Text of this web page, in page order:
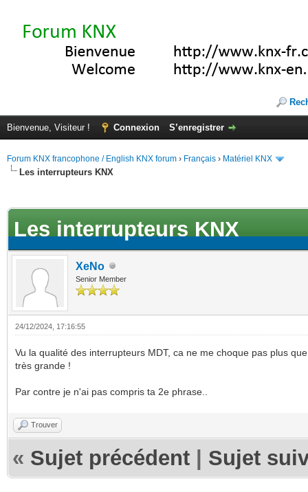
Bienvenue, Visiteur ! Connexion S’enregistrer
Forum KNX francophone / English KNX forum › Français › Matériel KNX
Les interrupteurs KNX
Les interrupteurs KNX
XeNo
Senior Member
24/12/2024, 17:16:55
Vu la qualité des interrupteurs MDT, ca ne me choque pas plus
très grande !
Par contre je n'ai pas compris ta 2e phrase..
Trouver
« Sujet précédent Sujet